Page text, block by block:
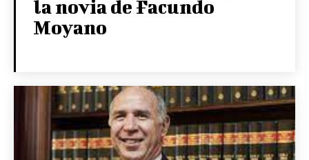
la novia de Facundo
Moyano